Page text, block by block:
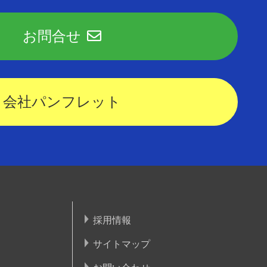
お問合せ
会社パンフレット
採用情報
サイトマップ